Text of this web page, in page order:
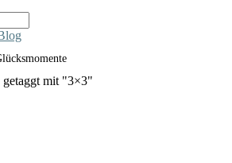
getaggt mit "3×3"